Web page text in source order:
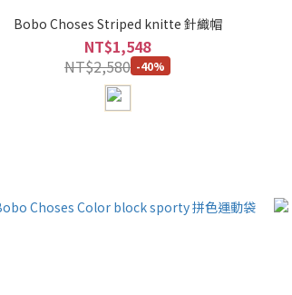
Bobo Choses Striped knitte 針織帽
NT$1,548
NT$2,580 -40%